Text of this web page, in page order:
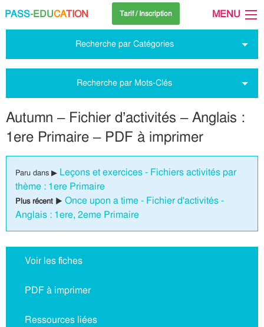
PASS-EDUCATION Tarif / Inscription MENU
Recherche par Catégories
Recherche par Mots-Clés
Autumn – Fichier d’activités – Anglais :
1ere Primaire – PDF à imprimer
Paru dans ▶ Leçons et exercices - Fichiers activités par
thème : 1ere Primaire
Plus récent ▶ Once upon a time - Fichier d'activités -
Anglais : 1ere, 2eme Primaire
Voir les fiches
PDF à imprimer
Ressources liées